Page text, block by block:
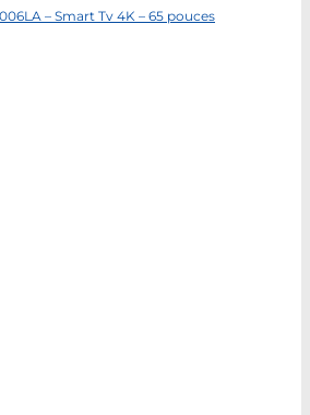
– Smart Tv 4K – 65 pouces